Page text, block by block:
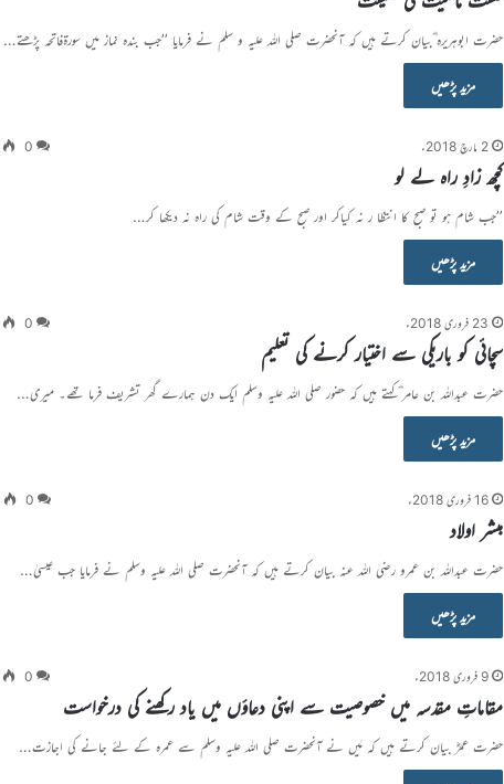
حضرت ابوہریرہ ؓبیان کرتے ہیں کہ آنحضرت صلی اللہ علیہ و سلم نے فرمایا ’’جب بندہ نماز میں سورۃفاتحہ پڑھتے…
مزید پڑھیں
2 مارچ 2018ء 0
کچھ زادِ راہ لے لو
’’جب شام ہو تو صبح کا انتظا ر نہ کیاکر اور صبح کے وقت شام کی راہ نہ دیکھا کر…
مزید پڑھیں
23 فروری 2018ء 0
سچائی کو باریکی سے اختیار کرنے کی تعلیم
حضرت عبداللہ بن عامر ؓکہتے ہیں کہ حضور صلی اللہ علیہ وسلم ایک دن ہمارے گھر تشریف فرما تھے۔ میری…
مزید پڑھیں
16 فروری 2018ء 0
مبشر اولاد
حضرت عبداللہ بن عمرو رضی اللہ عنہ بیان کرتے ہیں کہ آنحضرت صلی اللہ علیہ وسلم نے فرمایا جب عیسیٰ…
مزید پڑھیں
9 فروری 2018ء 0
مقاماتِ مقدسہ میں خصوصیت سے اپنی دعاؤں میں یاد رکھنے کی درخواست
حضرت عمرؓ بیان کرتے ہیں کہ مَیں نے آنحضرت صلی اللہ علیہ وسلم سے عمرہ کے لئے جانے کی اجازت…